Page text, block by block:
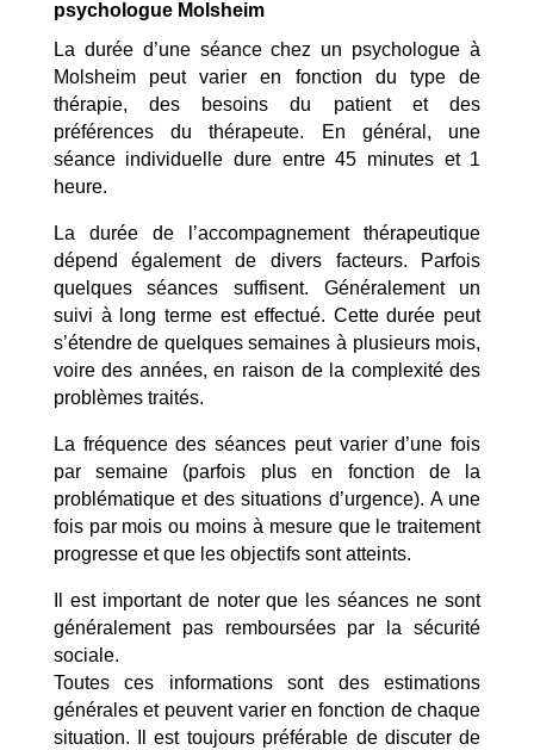
psychologue Molsheim
La durée d’une séance chez un psychologue à
Molsheim peut varier en fonction du type de
thérapie, des besoins du patient et des
préférences du thérapeute. En général, une
séance individuelle dure entre 45 minutes et 1
heure.
La durée de l’accompagnement thérapeutique
dépend également de divers facteurs. Parfois
quelques séances suffisent. Généralement un
suivi à long terme est effectué. Cette durée peut
s’étendre de quelques semaines à plusieurs mois,
voire des années, en raison de la complexité des
problèmes traités.
La fréquence des séances peut varier d’une fois
par semaine (parfois plus en fonction de la
problématique et des situations d’urgence). A une
fois par mois ou moins à mesure que le traitement
progresse et que les objectifs sont atteints.
Il est important de noter que les séances ne sont
généralement pas remboursées par la sécurité
sociale.
Toutes ces informations sont des estimations
générales et peuvent varier en fonction de chaque
situation. Il est toujours préférable de discuter de